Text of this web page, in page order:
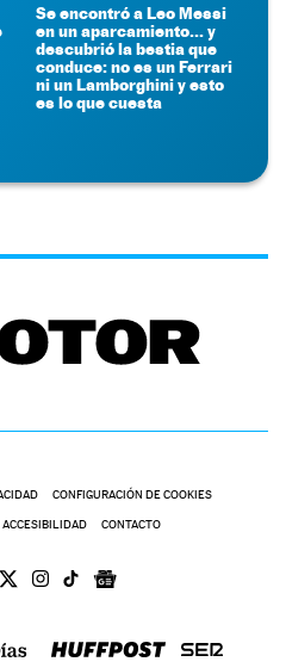
Se encontró a Leo Messi
en un aparcamiento... y
descubrió la bestia que
conduce: no es un Ferrari
ni un Lamborghini y esto
es lo que cuesta
CONFIGURACIÓN DE COOKIES
ACCESIBILIDAD CONTACTO